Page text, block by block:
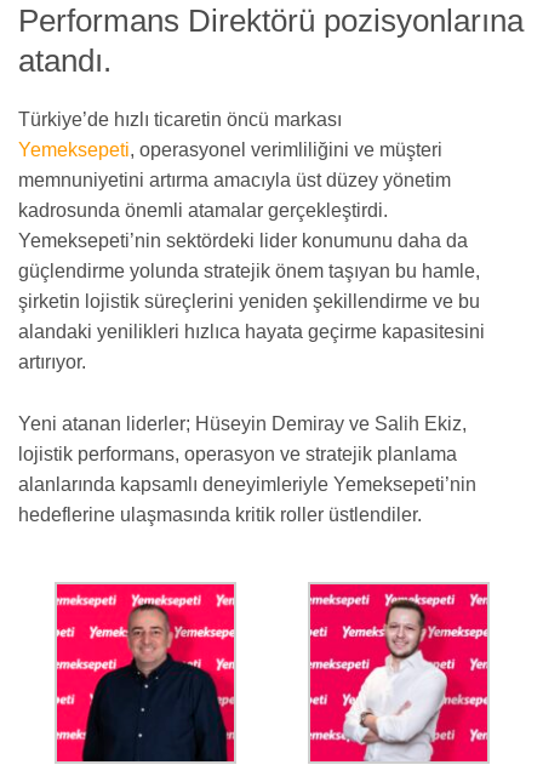
Performans Direktörü pozisyonlarına
atandı.
Türkiye’de hızlı ticaretin öncü markası
Yemeksepeti, operasyonel verimliliğini ve müşteri
memnuniyetini artırma amacıyla üst düzey yönetim
kadrosunda önemli atamalar gerçekleştirdi.
Yemeksepeti’nin sektördeki lider konumunu daha da
güçlendirme yolunda stratejik önem taşıyan bu hamle,
şirketin lojistik süreçlerini yeniden şekillendirme ve bu
alandaki yenilikleri hızlıca hayata geçirme kapasitesini
artırıyor.
Yeni atanan liderler; Hüseyin Demiray ve Salih Ekiz,
lojistik performans, operasyon ve stratejik planlama
alanlarında kapsamlı deneyimleriyle Yemeksepeti’nin
hedeflerine ulaşmasında kritik roller üstlendiler.